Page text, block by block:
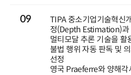
09
TIPA 중소기업기술혁신
정(Depth Estimation)과
멀티모달 추론 기술을 활
불법 행위 자동 판독 및
선정
영국 Praeferre와 양해각